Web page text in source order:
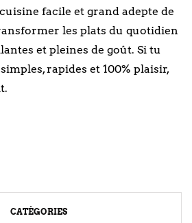
facile et grand adepte de
les plats du quotidien
et pleines de goût. Si tu
rapides et 100% plaisir,
CATÉGORIES